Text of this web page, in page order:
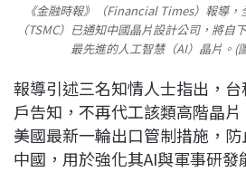
《金融時報》（Financial Times）報導
（TSMC）已通知中國晶片設計公司，將自
最先進的人工智慧（AI）晶片。(
報導引述三名知情人士指出，
戶告知，不再代工該類高階晶
美國最新一輪出口管制措施，
中國，用於強化其AI與軍事研發